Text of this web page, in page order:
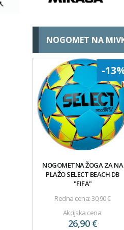
NOGOMET NA
-
NOGOMETNA ŽOGA ZA NA
PLAŽO SELECT BEACH DB
"FIFA"
Redna cena:30,90 €
Akcijska cena:
26,90 €